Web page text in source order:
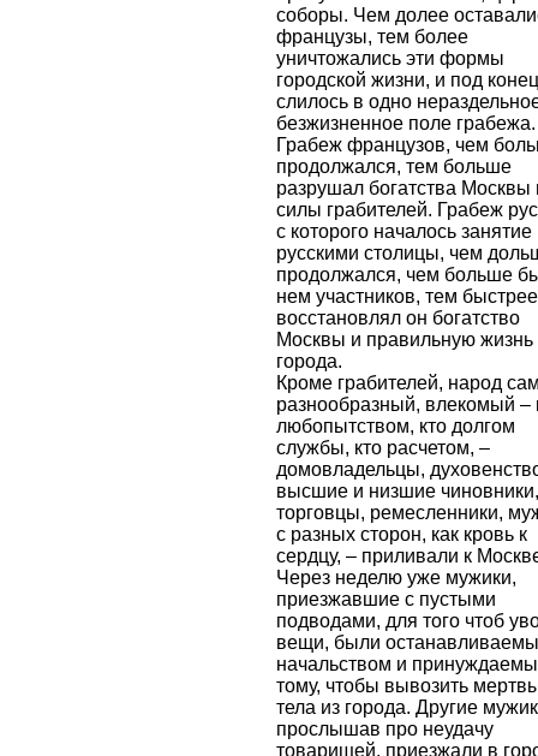
соборы. Чем долее
французы, тем более
уничтожались эти формы
городской жизни, и под
слилось в одно
безжизненное поле грабежа.
Грабеж французов, чем
продолжался, тем больше
разрушал богатства Москвы
силы грабителей. Грабеж
с которого началось занятие
русскими столицы, чем
продолжался, чем больше
нем участников, тем быстрее
восстановлял он богатство
Москвы и правильную жизнь
города.
Кроме грабителей, народ
разнообразный, влекомый –
любопытством, кто долгом
службы, кто расчетом, –
домовладельцы,
высшие и низшие чиновники,
торговцы, ремесленники,
с разных сторон, как кровь к
сердцу, – приливали к
Через неделю уже мужики,
приезжавшие с пустыми
подводами, для того чтоб
вещи, были останавливаемы
начальством и
тому, чтобы вывозить
тела из города. Другие
прослышав про неудачу
товарищей, приезжали в